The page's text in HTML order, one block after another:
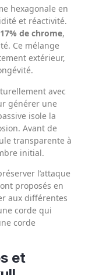
hexagonale en
et réactivité.
17% de chrome,
Ce mélange
extérieur,
avec
générer une
isole la
Avant de
transparente à
initial.
l’attaque
proposés en
aux différentes
corde qui
corde
et